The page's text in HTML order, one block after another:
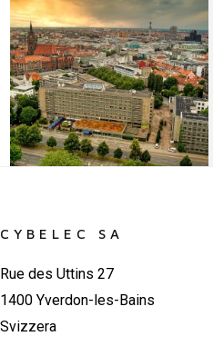
CYBELEC SA
Rue des Uttins 27
1400 Yverdon-les-Bains
Svizzera